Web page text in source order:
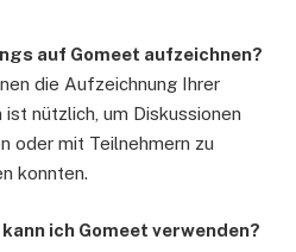
auf Gomeet aufzeichnen?
die Aufzeichnung Ihrer
nützlich, um Diskussionen
oder mit Teilnehmern zu
konnten.
ich Gomeet verwenden?